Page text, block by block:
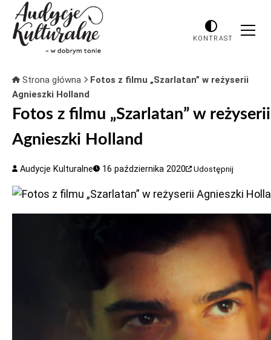
KONTRAST
Strona główna
Fotos z filmu „Szarlatan” w reżyserii
Agnieszki Holland
Fotos z filmu „Szarlatan” w reżyserii
Agnieszki Holland
Audycje Kulturalne 16 października 2020 Udostępnij